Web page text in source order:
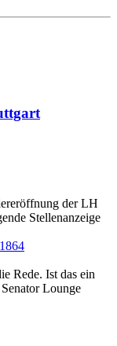
der LH
Stellenanzeige
Rede. Ist das ein
Lounge